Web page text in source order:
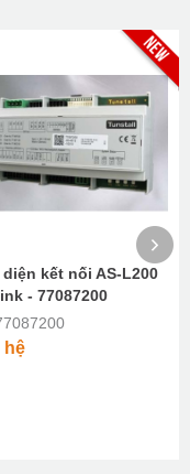
diện kết nối AS-L200
- 77087200
hệ